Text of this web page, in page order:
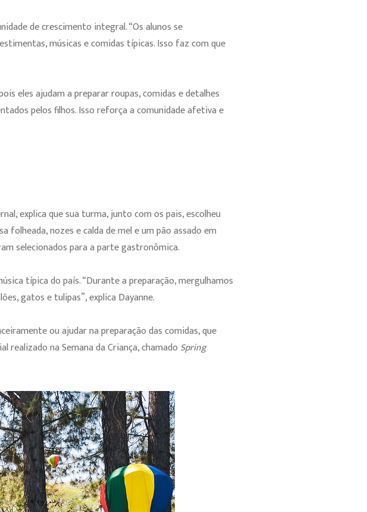
de crescimento integral. “Os alunos se
músicas e comidas típicas. Isso faz com que
eles ajudam a preparar roupas, comidas e detalhes
pelos filhos. Isso reforça a comunidade afetiva e
explica que sua turma, junto com os pais, escolheu
folheada, nozes e calda de mel e um pão assado em
selecionados para a parte gastronômica.
típica do país. “Durante a preparação, mergulhamos
gatos e tulipas”, explica Dayanne.
ou ajudar na preparação das comidas, que
realizado na Semana da Criança, chamado Spring